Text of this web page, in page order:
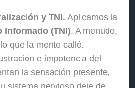
y TNI. Aplicamos la
Informado (TNI). A menudo,
que la mente calló.
e impotencia del
la sensación presente,